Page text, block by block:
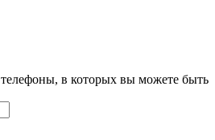
в которых вы можете быть